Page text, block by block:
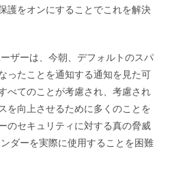
護をオンにすることでこれを解決
ザーは、今朝、デフォルトのスパ
ったことを通知する通知を見た可
べてのことが考慮され、考慮され
を向上させるために多くのことを
のセキュリティに対する真の脅威
ダーを実際に使用することを困難